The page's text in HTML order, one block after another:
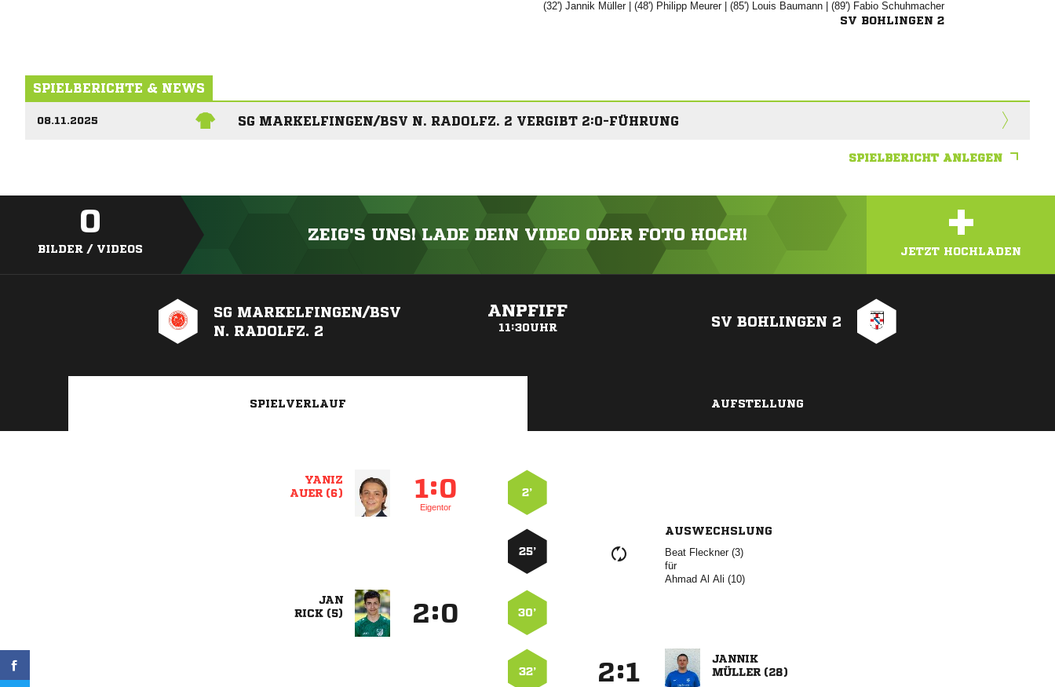
(32') | (48')  | (85')   | (89')  
SV BOHLINGEN 2
SPIELBERICHTE & NEWS
08.11.2025 SG MARKELFINGEN/BSV N. RADOLFZ. 2 VERGIBT 2:0-FÜHRUNG
SPIELBERICHT ANLEGEN
0
BILDER / VIDEOS
ZEIG'S UNS! LADE DEIN VIDEO ODER FOTO HOCH! +
JETZT HOCHLADEN
SG MARKELFINGEN/BSV
N. RADOLFZ. 2
ANPFIFF
11:30UHR SV BOHLINGEN 2
SPIELVERLAUF AUFSTELLUNG

 
:
Eigentor
2’
25’
AUSWECHSLUNG
  
für
   

 
: 30’
32’ :

 